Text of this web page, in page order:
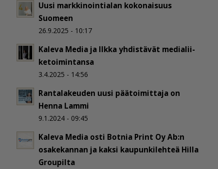
Uusi markkinointialan kokonaisuus
Suomeen
26.9.2025 - 10:17
Kaleva Media ja Ilkka yh­dis­tä­vät me­dia­lii­
ke­toi­min­tan­sa
3.4.2025 - 14:56
Rantalakeuden uusi päätoimittaja on
Henna Lammi
9.1.2024 - 09:45
Kaleva Media osti Botnia Print Oy Ab:n
osakekannan ja kaksi kaupunkilehteä Hilla
Groupilta